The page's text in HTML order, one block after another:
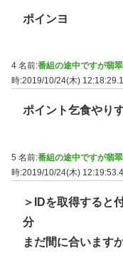
ポインヨ
4 名前:番組の途中ですが翡
時:2019/10/24(木)
ポイント乞食やり
5 名前:番組の途中ですが翡
時:2019/10/24(木)
＞IDを取得すると
分
まだ間に合います